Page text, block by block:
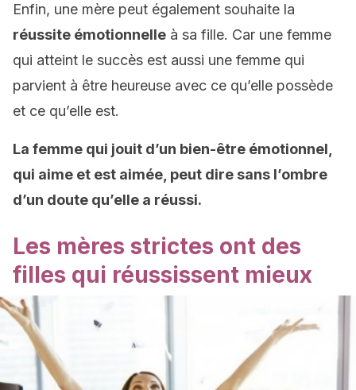
Enfin, une mère peut également souhaite la
réussite émotionnelle à sa fille. Car une femme
qui atteint le succès est aussi une femme qui
parvient à être heureuse avec ce qu’elle possède
et ce qu’elle est.
La femme qui jouit d’un bien-être émotionnel,
qui aime et est aimée, peut dire sans l’ombre
d’un doute qu’elle a réussi.
Les mères strictes ont des
filles qui réussissent mieux